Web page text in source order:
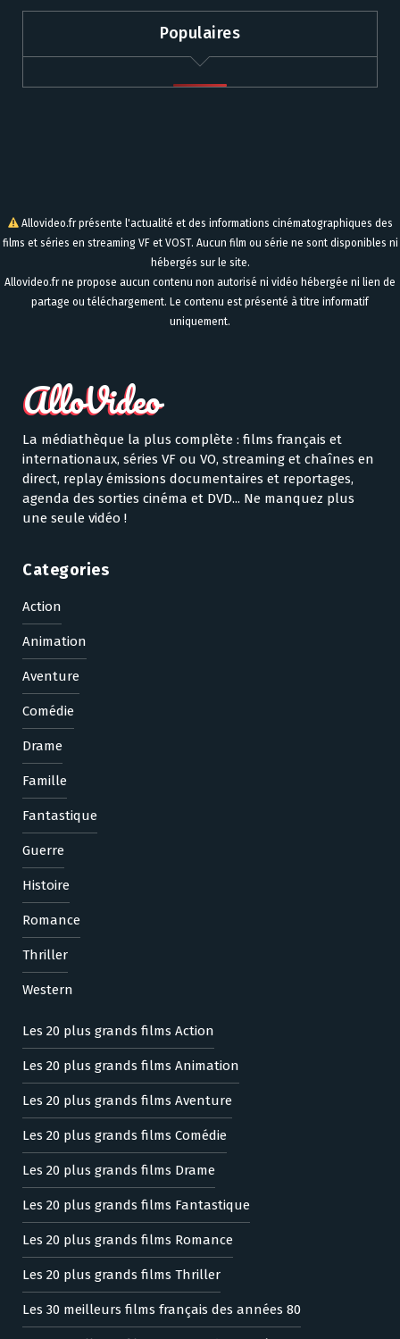
Populaires
Allovideo.fr présente l'actualité et des informations cinématographiques des
films et séries en streaming VF et VOST. Aucun film ou série ne sont disponibles ni
hébergés sur le site.
Allovideo.fr ne propose aucun contenu non autorisé ni vidéo hébergée ni lien de
partage ou téléchargement. Le contenu est présenté à titre informatif
uniquement.
La médiathèque la plus complète : films français et
internationaux, séries VF ou VO, streaming et chaînes en
direct, replay émissions documentaires et reportages,
agenda des sorties cinéma et DVD... Ne manquez plus
une seule vidéo !
Categories
Action
Animation
Aventure
Comédie
Drame
Famille
Fantastique
Guerre
Histoire
Romance
Thriller
Western
Les 20 plus grands films Action
Les 20 plus grands films Animation
Les 20 plus grands films Aventure
Les 20 plus grands films Comédie
Les 20 plus grands films Drame
Les 20 plus grands films Fantastique
Les 20 plus grands films Romance
Les 20 plus grands films Thriller
Les 30 meilleurs films français des années 80